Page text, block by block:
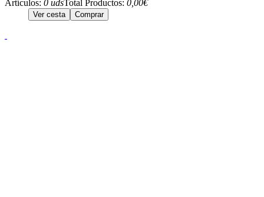
Artículos: 0 udsTotal Productos: 0,00€